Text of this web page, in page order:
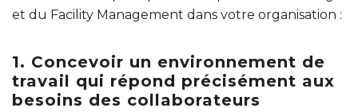
et du Facility Management dans votre organisation :
1. Concevoir un environnement de
travail qui répond précisément aux
besoins des collaborateurs